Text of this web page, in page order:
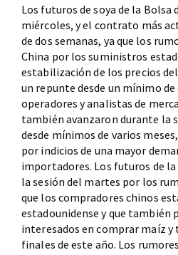
Los futuros de soya de la Bolsa
miércoles, y el contrato más
de dos semanas, ya que los
China por los suministros
estabilización de los precios
un repunte desde un mínimo
operadores y analistas de
también avanzaron durante la
desde mínimos de varios
por indicios de una mayor
importadores. Los futuros de
la sesión del martes por los
que los compradores chinos
estadounidense y que también
interesados en comprar maíz y
finales de este año. Los